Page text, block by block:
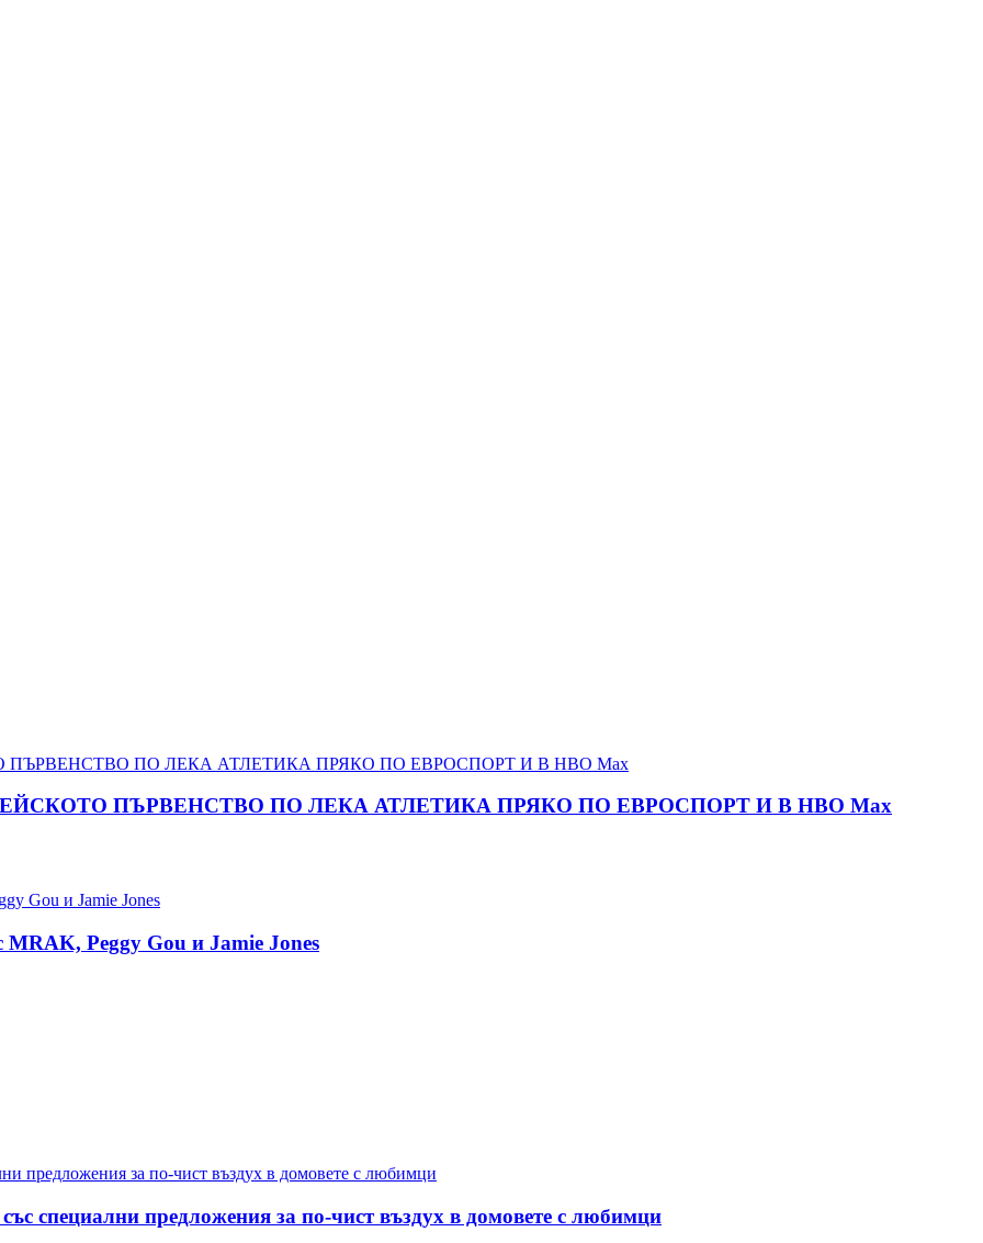
ПЪРВЕНСТВО ПО ЛЕКА АТЛЕТИКА ПРЯКО ПО ЕВРОСПОРТ И В НВО Мах
MRAK, Peggy Gou и Jamie Jones
специални предложения за по-чист въздух в домовете с любимци